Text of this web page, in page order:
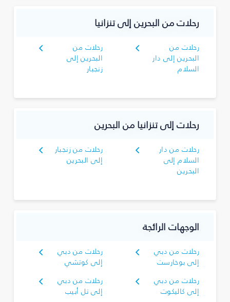
رحلات من البحرين إلى تنزانيا
رحلات من
البحرين إلى دار
السلام
رحلات من
البحرين إلى
زنجبار
رحلات إلى تنزانيا من البحرين
رحلات من دار
السلام إلى
البحرين
رحلات من زنجبار
إلى البحرين
الوجهات الرائجة
رحلات من دبي
إلى بوخارست
رحلات من دبي
إلى كوتشي
رحلات من دبي
إلى كاليكوت
رحلات من دبي
إلى تل أبيب